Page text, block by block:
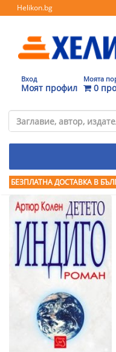
Helikon.bg
Вход
Моят профил
Моята
0
БЕЗПЛАТНА ДОСТАВКА В